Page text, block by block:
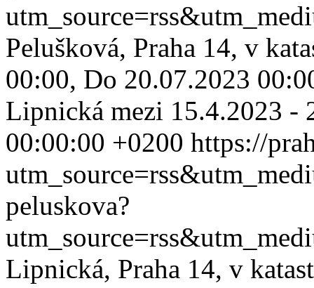
Pelušková, Praha 14, v
00:00, Do 20.07.2023
Lipnická mezi 15.4.2023 -
00:00:00 +0200 https://
peluskova?
Lipnická, Praha 14, v